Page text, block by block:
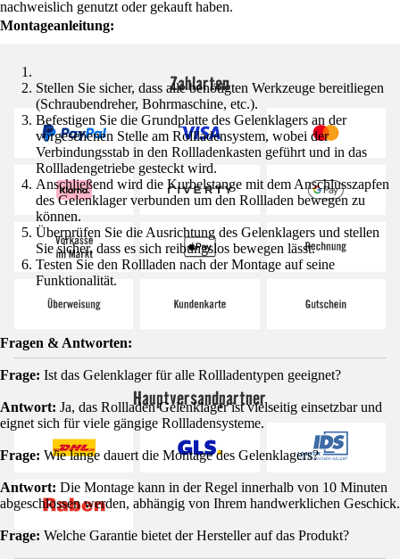
Montageanleitung:
Stellen Sie sicher, dass alle benötigten Werkzeuge bereitliegen
(Schraubendreher, Bohrmaschine, etc.).
Befestigen Sie die Grundplatte des Gelenklagers an der
vorgesehenen Stelle am Rollladensystem, wobei der
Verbindungsstab in den Rollladenkasten geführt und in das
Rollladengetriebe gesteckt wird.
Anschließend wird die Kurbelstange mit dem Anschlusszapfen
des Gelenklager verbunden um den Rollladen bewegen zu
können.
Überprüfen Sie die Ausrichtung des Gelenklagers und stellen
Sie sicher, dass es sich reibungslos bewegen lässt.
Testen Sie den Rollladen nach der Montage auf seine
Funktionalität.
Fragen & Antworten:
Frage: Ist das Gelenklager für alle Rollladentypen geeignet?
Antwort: Ja, das Rollladen Gelenklager ist vielseitig einsetzbar und
eignet sich für viele gängige Rollladensysteme.
Frage: Wie lange dauert die Montage des Gelenklagers?
Antwort: Die Montage kann in der Regel innerhalb von 10 Minuten
abgeschlossen werden, abhängig von Ihrem handwerklichen Geschick.
Frage: Welche Garantie bietet der Hersteller auf das Produkt?
nachweislich genutzt oder gekauft haben.
Zahlarten
Hauptversandpartner